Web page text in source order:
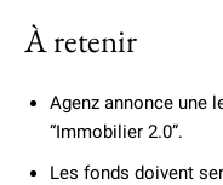
À retenir
Agenz annonce une
“Immobilier 2.0”.
Les fonds doivent